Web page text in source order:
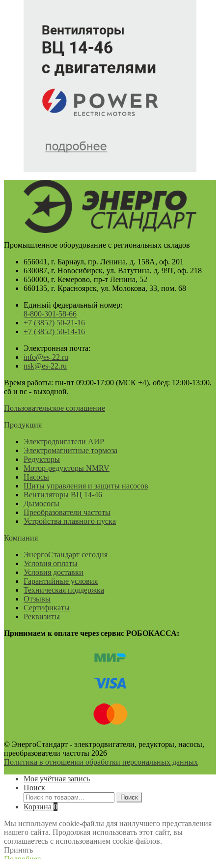
Промышленное оборудование с региональных складов
656041, г. Барнаул, пр. Ленина, д. 158А, оф. 201
630087, г. Новосибирск, ул. Ватутина, д. 99Т, оф. 218
650000, г. Кемерово, пр-т Ленина, 52
660135, г. Красноярск, ул. Молокова, 33, пом. 68
Единый федеральный номер:
8-800-301-58-66
+7 (3852) 50-21-16
+7 (3852) 50-14-16
Электронная почта:
info@es-22.ru
nsk@es-22.ru
Время работы: пн-пт 09:00-17:00 (МСК +4), обед: 12:00-13:00,
сб и вс - выходной.
Пользовательское соглашение
Продукция
Электродвигатели АИР
Электромагнитные тормоза
Редукторы
Мотор-редукторы NMRV
Насосы
Щиты управления и защиты насосов
Вентиляторы ВЦ 14-46
Дымососы
Преобразователи частоты
Устройства плавного пуска
Компания
ЭнергоСтандарт сегодня
Условия оплаты
Условия доставки
Гарантийные условия
Техническая поддержка
Отзывы
Сертификаты
Реквизиты
Принимаем к оплате через сервис РОБОКАССА:
© ЭнергоСтандарт - электродвигатели, редукторы, насосы,
преобразователи частоты 2026
Политика в отношении обработки персональных данных
Моя учётная запись
Поиск
Искать:
Поиск
Корзина 0
Мы используем cookie-файлы для наилучшего представления
нашего сайта. Продолжая использовать этот сайт, вы
соглашаетесь с использованием cookie-файлов.
Принять